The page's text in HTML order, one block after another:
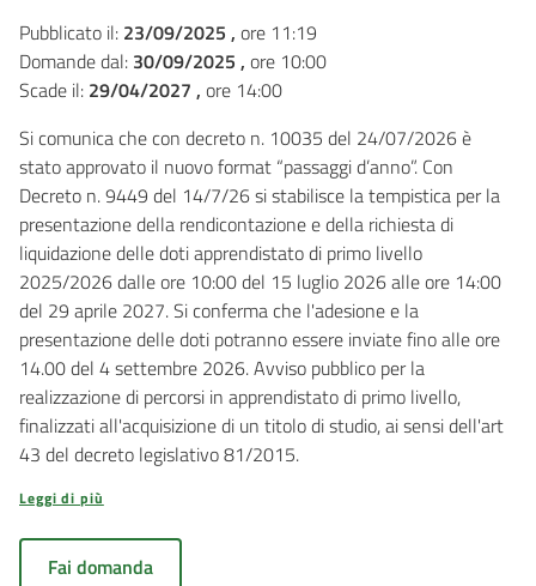
Pubblicato il: 23/09/2025 , ore 11:19
Domande dal: 30/09/2025 , ore 10:00
Scade il: 29/04/2027 , ore 14:00
Si comunica che con decreto n. 10035 del 24/07/2026 è
stato approvato il nuovo format “passaggi d’anno”. Con
Decreto n. 9449 del 14/7/26 si stabilisce la tempistica per la
presentazione della rendicontazione e della richiesta di
liquidazione delle doti apprendistato di primo livello
2025/2026 dalle ore 10:00 del 15 luglio 2026 alle ore 14:00
del 29 aprile 2027. Si conferma che l'adesione e la
presentazione delle doti potranno essere inviate fino alle ore
14.00 del 4 settembre 2026. Avviso pubblico per la
realizzazione di percorsi in apprendistato di primo livello,
finalizzati all'acquisizione di un titolo di studio, ai sensi dell'art
43 del decreto legislativo 81/2015.
Leggi di più
Fai domanda